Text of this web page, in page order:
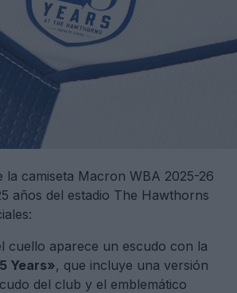
la camiseta Macron WBA 2025-26
años del estadio The Hawthorns
cuello aparece un escudo con la
Years», que incluye una versión
del club y el emblemático